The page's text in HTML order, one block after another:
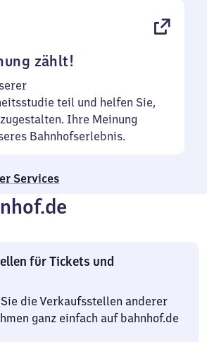
zählt!
teil und helfen Sie,
Ihre Meinung
Bahnhofserlebnis.
Services
für Tickets und
die Verkaufsstellen anderer
ganz einfach auf bahnhof.de